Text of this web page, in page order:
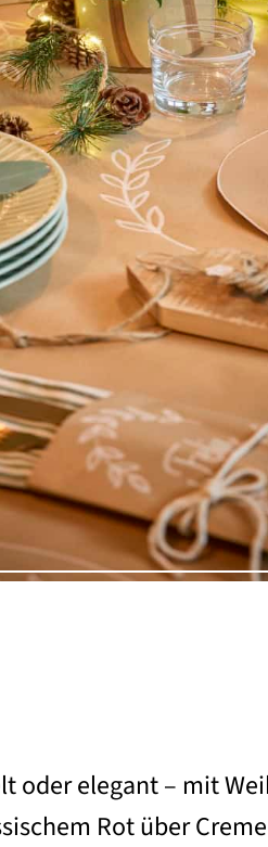
oder elegant – mit
Rot über